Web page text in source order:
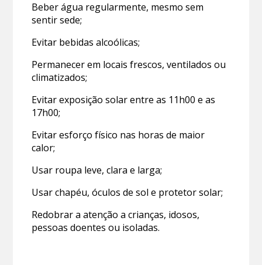
Beber água regularmente, mesmo sem
sentir sede;
Evitar bebidas alcoólicas;
Permanecer em locais frescos, ventilados ou
climatizados;
Evitar exposição solar entre as 11h00 e as
17h00;
Evitar esforço físico nas horas de maior
calor;
Usar roupa leve, clara e larga;
Usar chapéu, óculos de sol e protetor solar;
Redobrar a atenção a crianças, idosos,
pessoas doentes ou isoladas.